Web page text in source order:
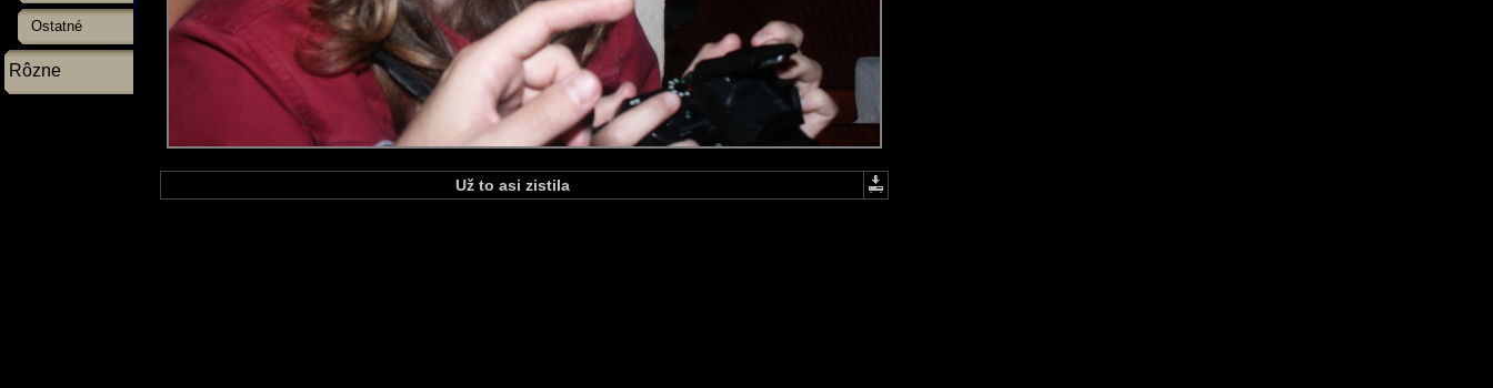
Ostatné
Rôzne
Už to asi zistila